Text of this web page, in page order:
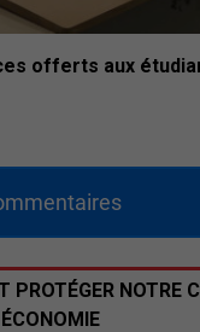
offerts aux
PROTÉGER NOTRE
ÉCONOMIE